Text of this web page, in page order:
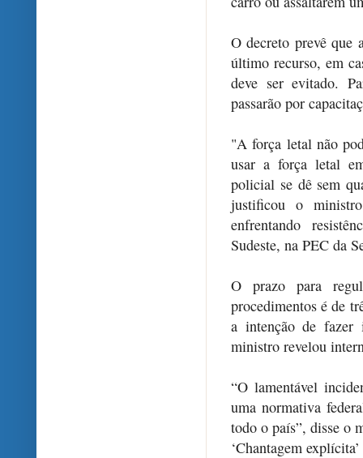
O decreto prevê que
último recurso, em
deve ser evitado.
passarão por
"A força letal não
usar a força letal
policial se dê sem
justificou o
enfrentando
Sudeste, na PEC da
O prazo para
procedimentos é de
a intenção de
ministro revelou
“O lamentável
uma normativa
todo o país”, disse o
‘Chantagem explícita’